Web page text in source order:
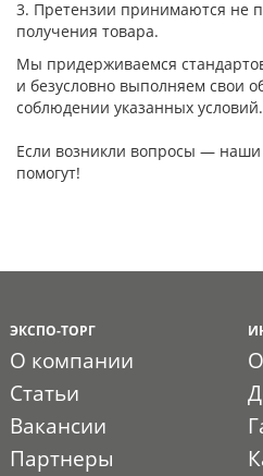
3. Претензии принимаются не
получения товара.
Мы придерживаемся
и безусловно выполняем свои
соблюдении указанных условий.
Если возникли вопросы —
помогут!
ЭКСПО-ТОРГ
О компании
Статьи
Вакансии
Партнеры